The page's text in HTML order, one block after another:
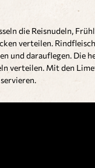
die Reisnudeln,
verteilen.
und darauflegen. Die
verteilen. Mit den